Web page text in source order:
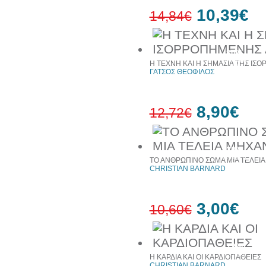
30%
έκπτωση
web
14,84€ 10,39€
30%
έκπτωση
web
Η ΤΕΧΝΗ ΚΑΙ Η ΣΗΜΑΣΙΑ ΤΗΣ
ΓΑΤΣΟΣ ΘΕΟΦΙΛΟΣ
12,72€ 8,90€
72%
έκπτωση
ΤΟ ΑΝΘΡΩΠΙΝΟ ΣΩΜΑ ΜΙΑ
CHRISTIAN BARNARD
10,60€ 3,00€
Η ΚΑΡΔΙΑ ΚΑΙ ΟΙ ΚΑΡΔΙΟΠΑΘΕΙΕΣ